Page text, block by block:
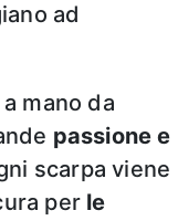
ad
mano da
passione e
scarpa viene
per le